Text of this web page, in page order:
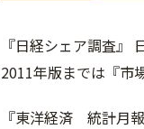
『日経シェア調査』
2011年版までは『市
『東洋経済 統計月